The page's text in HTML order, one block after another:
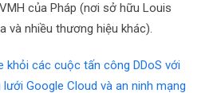
của Pháp (nơi sở hữu Louis
và nhiều thương hiệu khác).
khỏi các cuộc tấn công DDoS với
Google Cloud và an ninh mạng